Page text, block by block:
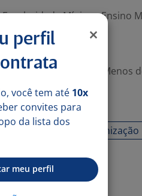
Escolaridade Mínima: Ensino
Experiência desejada: Menos
COMUNICAÇÃO organização
Denunciar vaga
perfil
você tem até 10x
convites para
da lista dos
meu perfil